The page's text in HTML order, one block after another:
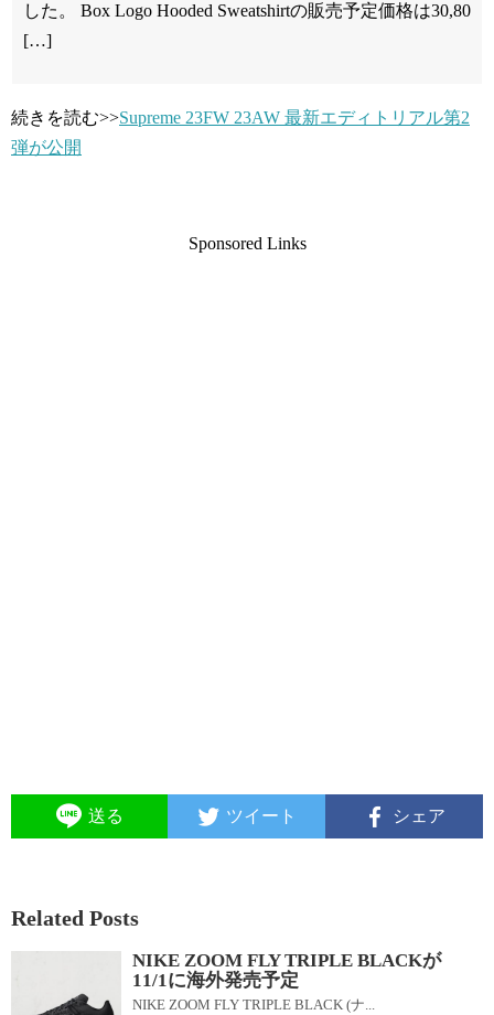
した。 Box Logo Hooded Sweatshirtの販売予定価格は30,80
[…]
続きを読む>>Supreme 23FW 23AW 最新エディトリアル第2
弾が公開
Sponsored Links
送る ツイート シェア
Related Posts
NIKE ZOOM FLY TRIPLE BLACKが
11/1に海外発売予定
NIKE ZOOM FLY TRIPLE BLACK (ナ...